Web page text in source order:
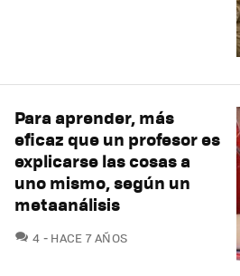
Para aprender, más
eficaz que un profesor es
explicarse las cosas a
uno mismo, según un
metaanálisis
4 COMENTARIOS
HACE 7 AÑOS